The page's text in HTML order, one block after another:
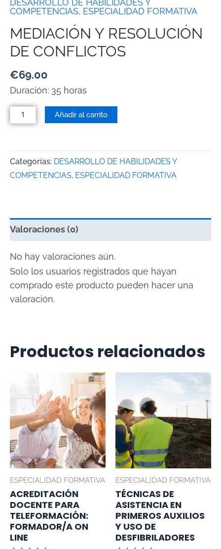
DESARROLLO DE HABILIDADES Y
COMPETENCIAS, ESPECIALIDAD FORMATIVA
MEDIACIÓN Y RESOLUCIÓN
DE CONFLICTOS
€69.00
Duración: 35 horas
Añadir al carrito
Categorías: DESARROLLO DE HABILIDADES Y
COMPETENCIAS, ESPECIALIDAD FORMATIVA
Valoraciones (0)
No hay valoraciones aún.
Solo los usuarios registrados que hayan
comprado este producto pueden hacer una
valoración.
Productos relacionados
ESPECIALIDAD FORMATIVA
ACREDITACIÓN
DOCENTE PARA
TELEFORMACIÓN:
FORMADOR/A ON
LINE
ESPECIALIDAD FORMATIVA
TÉCNICAS DE
ASISTENCIA EN
PRIMEROS AUXILIOS
Y USO DE
DESFIBRILADORES